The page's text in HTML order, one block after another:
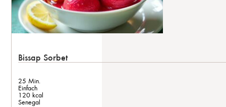
Bissap Sorbet
25 Min.
Einfach
120 kcal
Senegal